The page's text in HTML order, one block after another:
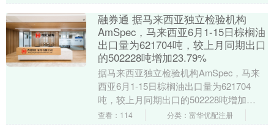
融券通 据马来西亚独立检验机构
AmSpec，马来西亚6月1-15日棕榈油
出口量为621704吨，较上月同期出口
的502228吨增加23.79%
据马来西亚独立检验机构AmSpec，马来
西亚6月1-15日棕榈油出口量为621704
吨，较上月同期出口的502228吨增加
23.79%。....
查看：114 分类：富华优配注册